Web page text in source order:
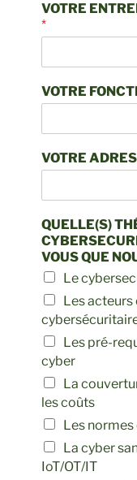
VOTRE
*
VOTRE
VOTRE
QUELLE(S)
VOUS QUE
Le
Les
Les pré-
cyber
La
les coûts
Les
La cyber
IoT/OT/IT